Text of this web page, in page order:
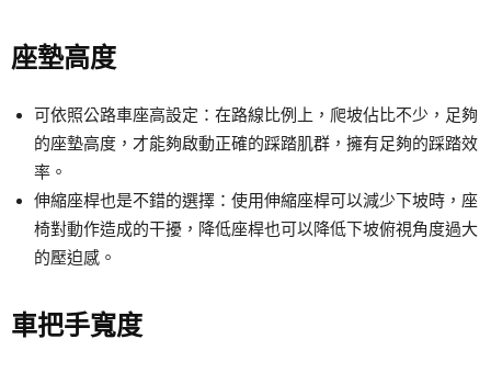
座墊高度
可依照公路車座高設定：在路線比例上，爬坡佔比不少，足夠
的座墊高度，才能夠啟動正確的踩踏肌群，擁有足夠的踩踏效
率。
伸縮座桿也是不錯的選擇：使用伸縮座桿可以減少下坡時，座
椅對動作造成的干擾，降低座桿也可以降低下坡俯視角度過大
的壓迫感。
車把手寬度